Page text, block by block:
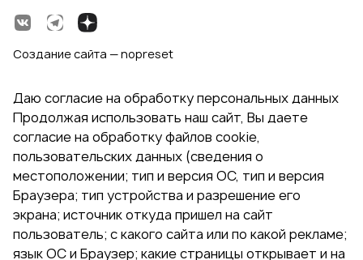
Создание сайта — nopreset
Даю согласие на обработку персональных данных
Продолжая использовать наш сайт, Вы даете
согласие на обработку файлов cookie,
пользовательских данных (сведения о
местоположении; тип и версия ОС, тип и версия
Браузера; тип устройства и разрешение его
экрана; источник откуда пришел на сайт
пользователь; с какого сайта или по какой рекламе;
язык ОС и Браузер; какие страницы открывает и на